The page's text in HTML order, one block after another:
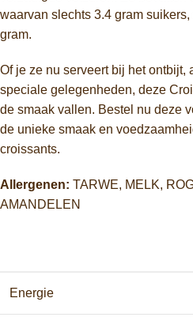
waarvan slechts 3.4 gram
gram.
Of je ze nu serveert bij het ontbijt,
speciale gelegenheden, deze
de smaak vallen. Bestel nu deze
de unieke smaak en
croissants.
Allergenen: TARWE, MELK,
AMANDELEN
Energie